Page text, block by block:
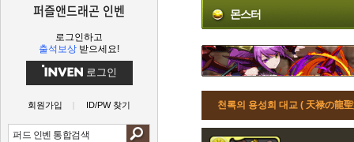
퍼즐앤드래곤 인벤
로그인하고
출석보상 받으세요!
로그인
회원가입 ID/PW 찾기
몬스터
천록의 용성희 대교 ( 天禄の龍